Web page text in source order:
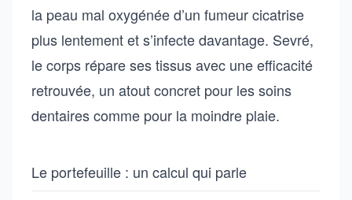
la peau mal oxygénée d’un fumeur cicatrise
plus lentement et s’infecte davantage. Sevré,
le corps répare ses tissus avec une efficacité
retrouvée, un atout concret pour les soins
dentaires comme pour la moindre plaie.
Le portefeuille : un calcul qui parle